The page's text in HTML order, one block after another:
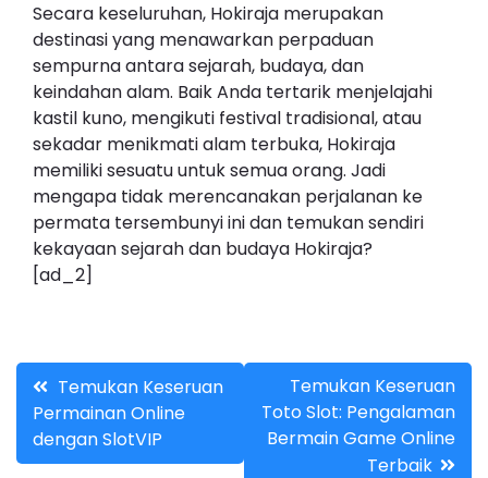
Secara keseluruhan, Hokiraja merupakan
destinasi yang menawarkan perpaduan
sempurna antara sejarah, budaya, dan
keindahan alam. Baik Anda tertarik menjelajahi
kastil kuno, mengikuti festival tradisional, atau
sekadar menikmati alam terbuka, Hokiraja
memiliki sesuatu untuk semua orang. Jadi
mengapa tidak merencanakan perjalanan ke
permata tersembunyi ini dan temukan sendiri
kekayaan sejarah dan budaya Hokiraja?
[ad_2]
Post
navigation
Temukan Keseruan
Permainan Online
dengan SlotVIP
Temukan Keseruan
Toto Slot: Pengalaman
Bermain Game Online
Terbaik